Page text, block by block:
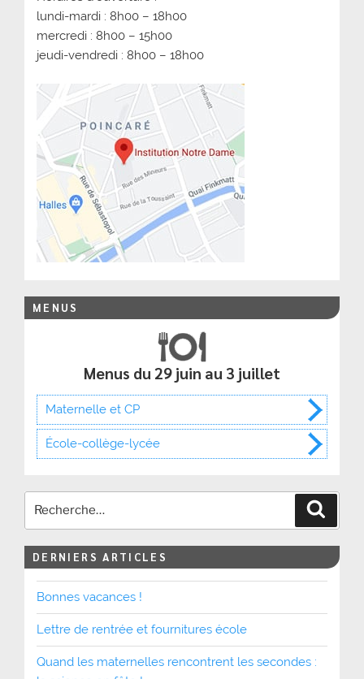
lundi-mardi : 8h00 – 18h00
mercredi : 8h00 – 15h00
jeudi-vendredi : 8h00 – 18h00
MENUS
Menus du 29 juin au 3 juillet
Maternelle et CP
École-collège-lycée
DERNIERS ARTICLES
Bonnes vacances !
Lettre de rentrée et fournitures école
Quand les maternelles rencontrent les secondes :